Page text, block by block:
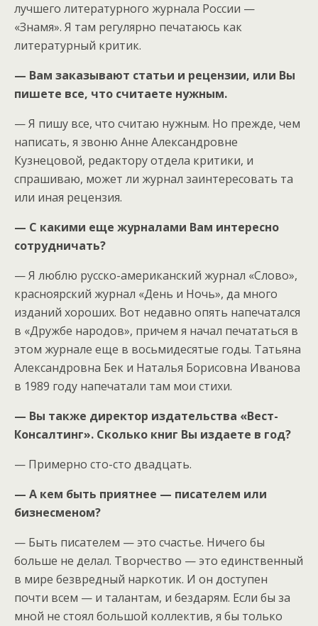
лучшего литературного журнала России —
«Знамя». Я там регулярно печатаюсь как
литературный критик.
— Вам заказывают статьи и рецензии, или Вы
пишете все, что считаете нужным.
— Я пишу все, что считаю нужным. Но прежде, чем
написать, я звоню Анне Александровне
Кузнецовой, редактору отдела критики, и
спрашиваю, может ли журнал заинтересовать та
или иная рецензия.
— С какими еще журналами Вам интересно
сотрудничать?
— Я люблю русско-американский журнал «Слово»,
красноярский журнал «День и Ночь», да много
изданий хороших. Вот недавно опять напечатался
в «Дружбе народов», причем я начал печататься в
этом журнале еще в восьмидесятые годы. Татьяна
Александровна Бек и Наталья Борисовна Иванова
в 1989 году напечатали там мои стихи.
— Вы также директор издательства «Вест-
Консалтинг». Сколько книг Вы издаете в год?
— Примерно сто-сто двадцать.
— А кем быть приятнее — писателем или
бизнесменом?
— Быть писателем — это счастье. Ничего бы
больше не делал. Творчество — это единственный
в мире безвредный наркотик. И он доступен
почти всем — и талантам, и бездарям. Если бы за
мной не стоял большой коллектив, я бы только